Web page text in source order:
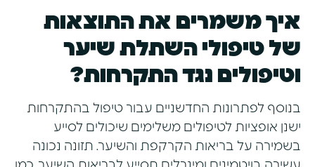
איך משמרים את התוצאות
של טיפולי השתלת שיער
וטיפולים נגד התקרחות?
בנוסף לפתרונות החדשניים עבור טיפול בהתקרחות
ישנן אופציות לטיפולים משלימים שיכולים לסייע
בשמירה על בריאות הקרקפת והשיער. תזונה נכונה